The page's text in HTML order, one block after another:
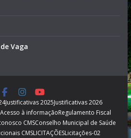
Vaga
Justificativas 2025Justificativas 2026
Acesso à informaçãoRegulamento Fiscal
CMSConselho Municipal de Saúde
CMSLICITAÇÕESLicitações-02